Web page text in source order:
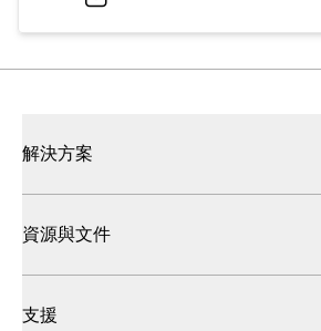
解決方案
資源與文件
支援